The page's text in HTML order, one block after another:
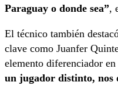
Paraguay o donde sea”,
El técnico también
clave como Juanfer
elemento diferenciador
un jugador distinto, nos